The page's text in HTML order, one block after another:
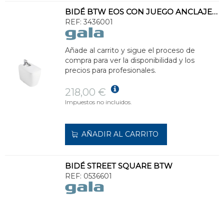
BIDÉ BTW EOS CON JUEGO ANCLAJE 54x34cm BLANCO
REF: 3436001
Añade al carrito y sigue el proceso de
compra para ver la disponibilidad y los
precios para profesionales.
218,00 €
Impuestos no incluidos.
AÑADIR AL CARRITO
BIDÉ STREET SQUARE BTW
REF: 0536601